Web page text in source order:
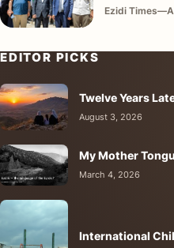
Ezidi Times—
EDITOR PICKS
Twelve Years
August 3, 2026
My Mother
March 4, 2026
International